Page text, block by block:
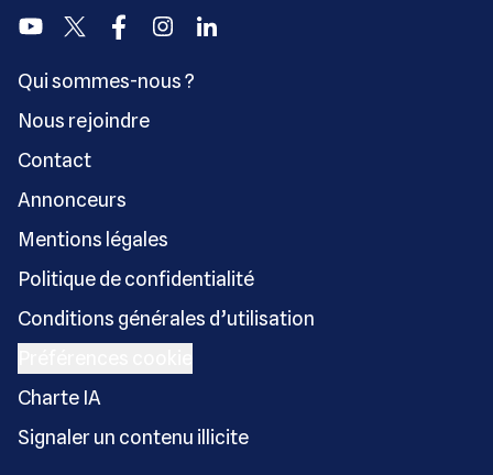
YoutubeTwitter FacebookInstagramLinkedin
Qui sommes-nous ?
Nous rejoindre
Contact
Annonceurs
Mentions légales
Politique de confidentialité
Conditions générales d’utilisation
Charte IA
Signaler un contenu illicite